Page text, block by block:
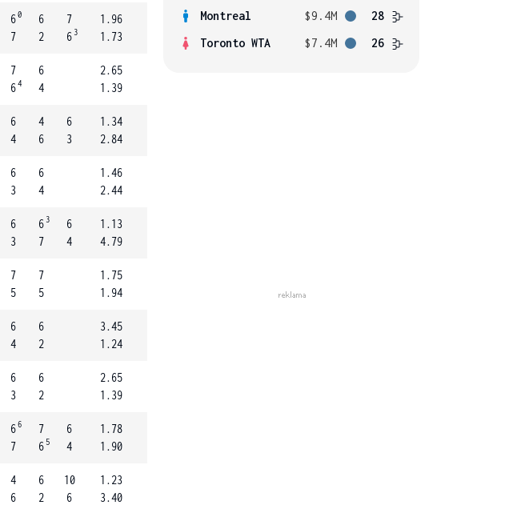
60
7
6
2
7
6 3
1.96
1.73
7
64
6
4
2.65
1.39
6
4
4
6
6
3
1.34
2.84
6
3
6
4
1.46
2.44
6
3
6 3
7
6
4
1.13
4.79
7
5
7
5
1.75
1.94
6
4
6
2
3.45
1.24
6
3
6
2
2.65
1.39
66
7
7
6 5
6
4
1.78
1.90
4
6
6
2
10
6
1.23
3.40
Montreal $9.4M
28
Toronto WTA
$7.4M 26